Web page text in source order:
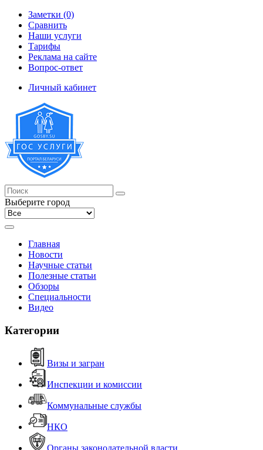
Заметки (0)
Сравнить
Наши услуги
Тарифы
Реклама на сайте
Вопрос-ответ
Личный кабинет
Выберите город
Главная
Новости
Научные статьи
Полезные статьи
Обзоры
Специальности
Видео
Категории
Визы и загран
Инспекции и комиссии
Коммунальные службы
НКО